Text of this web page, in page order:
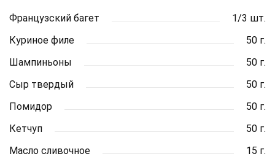
Французский багет
1/3 шт.
Куриное филе
50 г.
Шампиньоны
50 г.
Сыр твердый
50 г.
Помидор
50 г.
Кетчуп
50 г.
Масло сливочное
15 г.